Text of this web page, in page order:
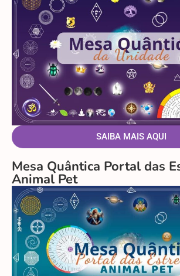
SAIBA MAIS AQUI
Mesa Quântica Portal das
Animal Pet